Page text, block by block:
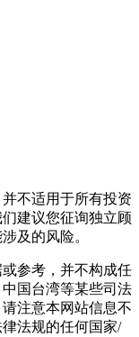
不适用于所有投资
建议您征询独立顾
及的风险。
参考，并不构成任
国台湾等某些司法
注意本网站信息不
法规的任何国家/